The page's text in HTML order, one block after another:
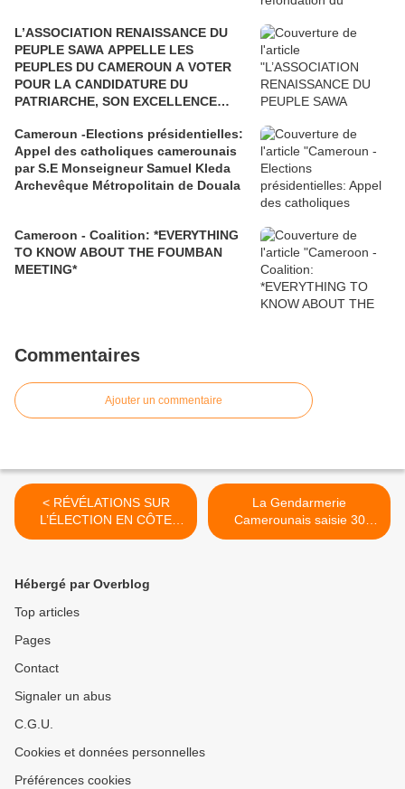
L’ASSOCIATION RENAISSANCE DU
PEUPLE SAWA APPELLE LES
PEUPLES DU CAMEROUN A VOTER
POUR LA CANDIDATURE DU
PATRIARCHE, SON EXCELLENCE
Cameroun -Elections présidentielles:
Appel des catholiques camerounais
par S.E Monseigneur Samuel Kleda
Archevêque Métropolitain de Douala
Cameroon - Coalition: *EVERYTHING
TO KNOW ABOUT THE FOUMBAN
MEETING*
Commentaires
Ajouter un commentaire
< RÉVÉLATIONS SUR
L’ÉLECTION EN CÔTE
D’IVOIRE
La Gendarmerie
Camerounais saisie 30
Containers de l'ONU. >
Hébergé par Overblog
Top articles
Pages
Contact
Signaler un abus
C.G.U.
Cookies et données personnelles
Préférences cookies